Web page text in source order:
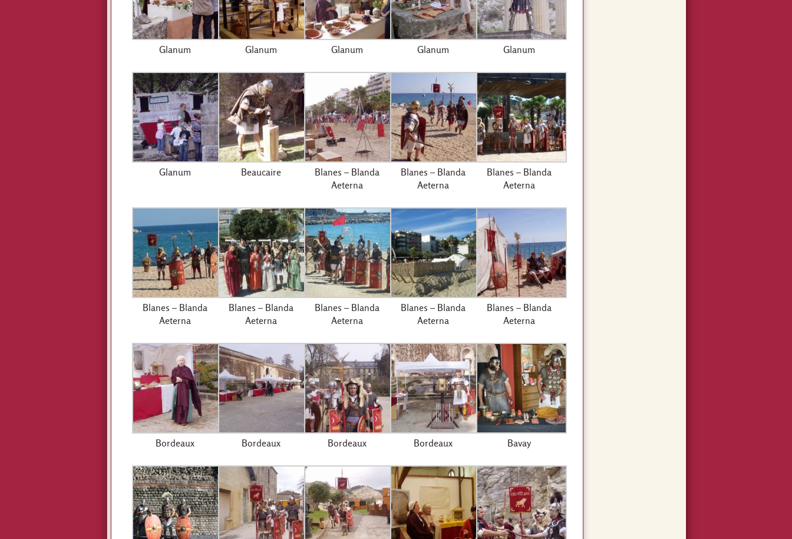
Glanum Glanum Glanum Glanum Glanum
Glanum Beaucaire
Blanes – Blanda
Aeterna
Blanes – Blanda
Aeterna
Blanes – Blanda
Aeterna
Blanes – Blanda
Aeterna
Blanes – Blanda
Aeterna
Blanes – Blanda
Aeterna
Blanes – Blanda
Aeterna
Blanes – Blanda
Aeterna
Bordeaux Bordeaux Bordeaux Bordeaux Bavay